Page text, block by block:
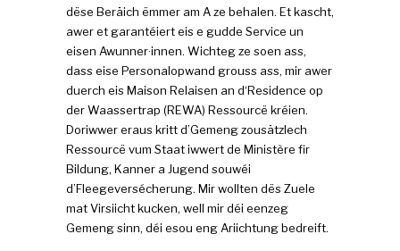
dëse Beräich ëmmer am A ze behalen. Et kascht,
awer et garantéiert eis e gudde Service un
eisen Awunner·innen. Wichteg ze soen ass,
dass eise Personalopwand grouss ass, mir awer
duerch eis Maison Relaisen an d‘Residence op
der Waassertrap (REWA) Ressourcë kréien.
Doriwwer eraus kritt d’Gemeng zousätzlech
Ressourcë vum Staat iwwert de Ministère fir
Bildung, Kanner a Jugend souwéi
d’Fleegeversécherung. Mir wollten dës Zuele
mat Virsiicht kucken, well mir déi eenzeg
Gemeng sinn, déi esou eng Ariichtung bedreift.